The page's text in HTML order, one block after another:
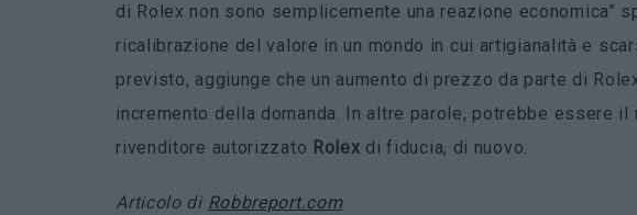
di Rolex non sono semplicemente una reazione economica”
ricalibrazione del valore in un mondo in cui artigianalità e
previsto, aggiunge che un aumento di prezzo da parte di
incremento della domanda. In altre parole, potrebbe essere
rivenditore autorizzato Rolex di fiducia, di nuovo.
Articolo di Robbreport.com